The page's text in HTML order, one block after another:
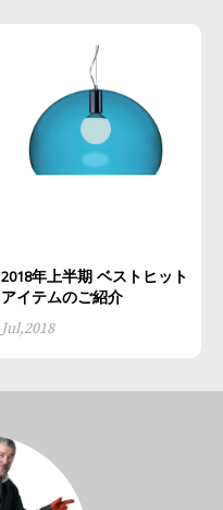
2018年上半期 ベストヒット
アイテムのご紹介
Jul,2018